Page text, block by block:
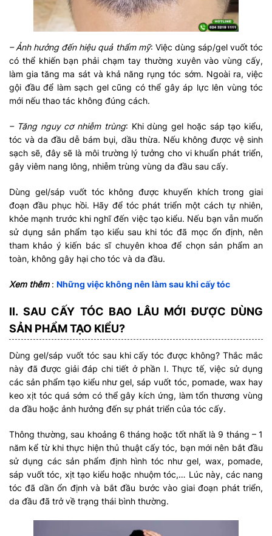
– Ảnh hưởng đến hiệu quả thẩm mỹ: Việc dùng sáp/gel vuốt tóc
có thể khiến bạn phải chạm tay thường xuyên vào vùng cấy,
làm gia tăng ma sát và khả năng rụng tóc sớm. Ngoài ra, việc
gội đầu để làm sạch gel cũng có thể gây áp lực lên vùng tóc
mới nếu thao tác không đúng cách.
– Tăng nguy cơ nhiễm trùng: Khi dùng gel hoặc sáp tạo kiểu,
tóc và da đầu dễ bám bụi, dầu thừa. Nếu không được vệ sinh
sạch sẽ, đây sẽ là môi trường lý tưởng cho vi khuẩn phát triển,
gây viêm nang lông, nhiễm trùng vùng da đầu sau cấy.
Dùng gel/sáp vuốt tóc không được khuyến khích trong giai
đoạn đầu phục hồi. Hãy để tóc phát triển một cách tự nhiên,
khỏe mạnh trước khi nghĩ đến việc tạo kiểu. Nếu bạn vẫn muốn
sử dụng sản phẩm tạo kiểu sau khi tóc đã mọc ổn định, nên
tham khảo ý kiến bác sĩ chuyên khoa để chọn sản phẩm an
toàn, không gây hại cho tóc và da đầu.
Xem thêm: Những việc không nên làm sau khi cấy tóc
II. SAU CẤY TÓC BAO LÂU MỚI ĐƯỢC DÙNG
SẢN PHẨM TẠO KIỂU?
Dùng gel/sáp vuốt tóc sau khi cấy tóc được không? Thắc mắc
này đã được giải đáp chi tiết ở phần I. Thực tế, việc sử dụng
các sản phẩm tạo kiểu như gel, sáp vuốt tóc, pomade, wax hay
keo xịt tóc quá sớm có thể gây kích ứng, làm tổn thương vùng
da đầu hoặc ảnh hưởng đến sự phát triển của tóc cấy.
Thông thường, sau khoảng 6 tháng hoặc tốt nhất là 9 tháng – 1
năm kể từ khi thực hiện thủ thuật cấy tóc, bạn mới nên bắt đầu
sử dụng các sản phẩm định hình tóc như gel, wax, pomade,
sáp vuốt tóc, xịt tạo kiểu hoặc nhuộm tóc,… Lúc này, các nang
tóc đã dần ổn định và bắt đầu bước vào giai đoạn phát triển,
da đầu đã trở về trạng thái bình thường.